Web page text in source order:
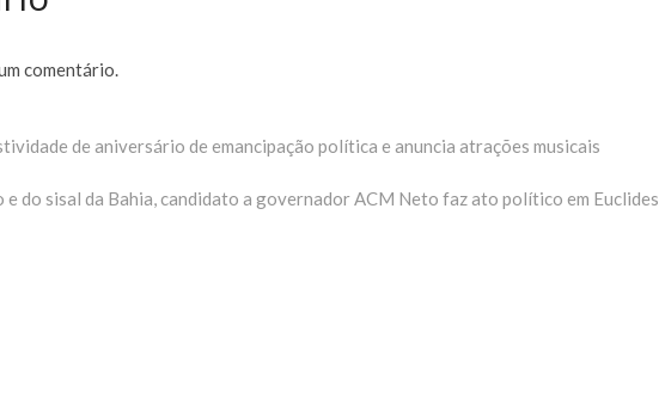
comentário.
de aniversário de emancipação política e anuncia atrações musicais
e do sisal da Bahia, candidato a governador ACM Neto faz ato político em Euclides